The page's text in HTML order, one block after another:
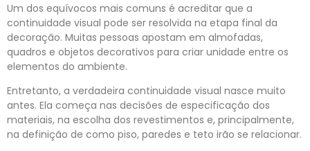
Um dos equívocos mais comuns é acreditar que a
continuidade visual pode ser resolvida na etapa final da
decoração. Muitas pessoas apostam em almofadas,
quadros e objetos decorativos para criar unidade entre os
elementos do ambiente.
Entretanto, a verdadeira continuidade visual nasce muito
antes. Ela começa nas decisões de especificação dos
materiais, na escolha dos revestimentos e, principalmente,
na definição de como piso, paredes e teto irão se relacionar.